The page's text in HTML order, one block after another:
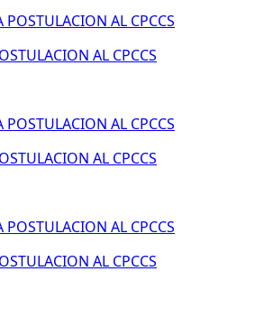
AL CPCCS
AL CPCCS
AL CPCCS